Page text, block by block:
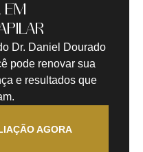
EM
Dr. Daniel Dourado
pode renovar sua
e resultados que
AGORA